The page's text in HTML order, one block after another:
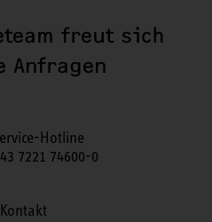
freut sich
Anfragen
Hotline
7221 74600-0
Kontakt